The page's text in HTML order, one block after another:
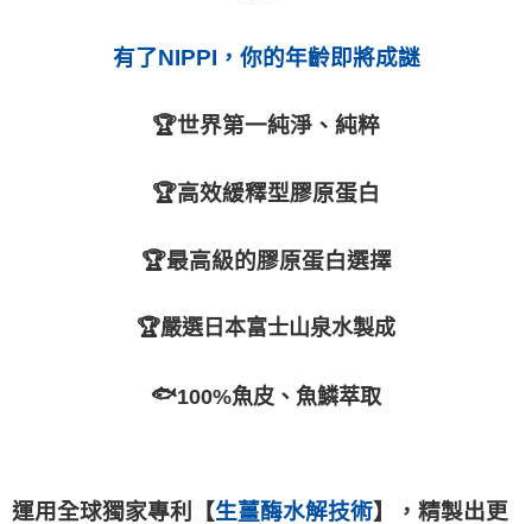
有了NIPPI，你的年齡即將成謎
🏆世界第一純淨、純粹
🏆高效緩釋型膠原蛋白
🏆最高級的膠原蛋白選擇
🏆嚴選日本富士山泉水製成
🐟100%魚皮、魚鱗萃取
運用全球獨家專利【生薑酶水解技術】，精製出更